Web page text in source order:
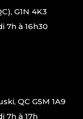
G1N 4K3
7h à 16h30
QC G5M 1A9
7h à 17h